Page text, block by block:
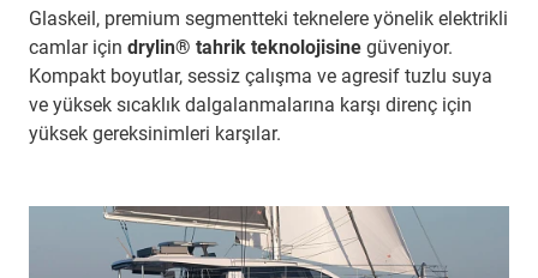
Glaskeil, premium segmentteki teknelere yönelik elektrikli
camlar için drylin® tahrik teknolojisine güveniyor.
Kompakt boyutlar, sessiz çalışma ve agresif tuzlu suya
ve yüksek sıcaklık dalgalanmalarına karşı direnç için
yüksek gereksinimleri karşılar.